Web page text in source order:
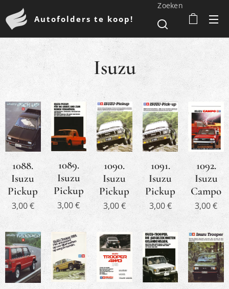
Autofolders te koop!
Zoeken
Isuzu
1088.
Isuzu
Pickup
3,00€
1089.
Isuzu
Pickup
3,00€
1090.
Isuzu
Pickup
3,00€
1091.
Isuzu
Pickup
3,00€
1092.
Isuzu
Campo
3,00€